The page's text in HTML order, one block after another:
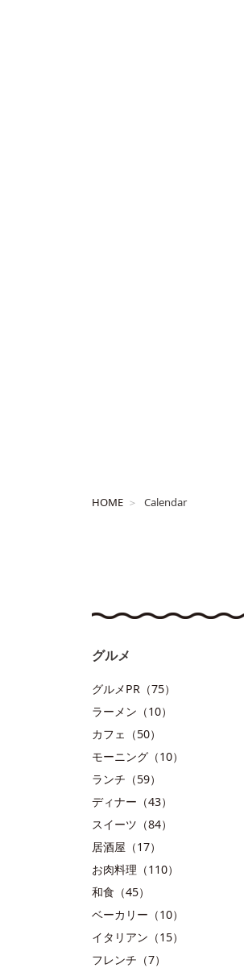
HOME Calendar
グルメ
グルメPR（75）
ラーメン（10）
カフェ（50）
モーニング（10）
ランチ（59）
ディナー（43）
スイーツ（84）
居酒屋（17）
お肉料理（110）
和食（45）
ベーカリー（10）
イタリアン（15）
フレンチ（7）